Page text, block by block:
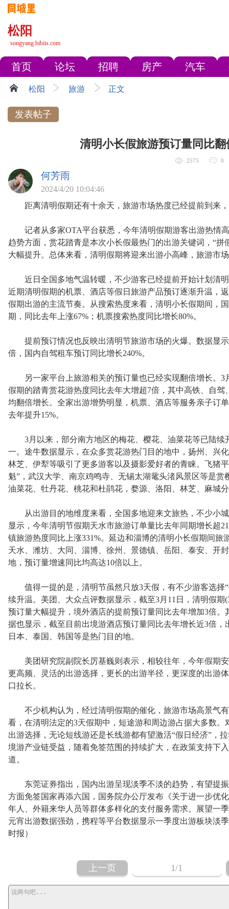
松阳
songyang.bibiis.com
首页 论坛 招聘 房产 汽车
松阳 旅游 正文
发表帖子
清明小长假旅游预订量同比
2575 0
何芳雨
2024/4/20 10:04:46
距离清明假期还有十余天，旅游市场热度已经提前到来，
记者从多家OTA平台获悉，今年清明假期游客出游热情
趋势方面，赏花踏青是本次小长假最热门的出游关键词，“
大幅提升。总体来看，清明假期将迎来出游小高峰，旅游市
近日全国多地气温转暖，不少游客已经提前开始计划清明
近期清明假期的机票、酒店等假日旅游产品预订逐渐升温，
假期出游的主流节奏。从搜索热度来看，清明小长假期间，
期，同比去年上涨67%；机票搜索热度同比增长80%。
提前预订情况也反映出清明节旅游市场的火爆。数据显示
倍，国内自驾租车预订同比增长240%。
另一家平台上旅游相关的预订量也已经实现翻倍增长。3
假期的踏青赏花游热度同比去年大增超7倍，其中高铁、自
均翻倍增长。全家出游增势明显，机票、酒店等服务亲子订
去年提升15%。
3月以来，部分南方地区的梅花、樱花、油菜花等已陆续
一。途牛数据显示，在众多赏花游热门目的地中，扬州、兴
林芝、伊犁等吸引了更多游客以及摄影爱好者的青睐。飞猪
魁”，武汉大学、南京鸡鸣寺、无锡太湖鼋头渚风景区等是
油菜花、牡丹花、桃花和杜鹃花，婺源、洛阳、林芝、麻城
从出游目的地维度来看，全国多地迎来文旅热，不少小
显示，今年清明节假期天水市旅游订单量比去年同期增长超
镇旅游热度同比上涨331%。延边和淄博的清明小长假期间旅
天水、潍坊、大同、淄博、徐州、景德镇、岳阳、泰安、开
地，预订量增速同比均高达10倍以上。
值得一提的是，清明节虽然只放3天假，有不少游客选择“
续升温。美团、大众点评数据显示，截至3月11日，清明假
预订量大幅提升，境外酒店的提前预订量同比去年增加3倍
据也显示，截至目前出境游酒店预订量同比去年增长近3倍
日本、泰国、韩国等是热门目的地。
美团研究院副院长厉基巍则表示，相较往年，今年假期
更高频、灵活的出游选择，更长的出游半径，更深度的出游
口拉长。
不少机构认为，经过清明假期的催化，旅游市场高景气
看，在清明法定的3天假期中，短途游和周边游占据大多数
出游选择，无论短线游还是长线游都有望激活“假日经济”，
境游产业链受益，随着免签范围的持续扩大，在政策支持下
道。
东莞证券指出，国内出游呈现淡季不淡的趋势，有望提
方面免签国家再添六国，国务院办公厅发布《关于进一步优
年人、外籍来华人员等群体多样化的支付服务需求。展望一
元宵出游数据强劲，携程等平台数据显示一季度出游板块淡
时报）
上一页 1/1